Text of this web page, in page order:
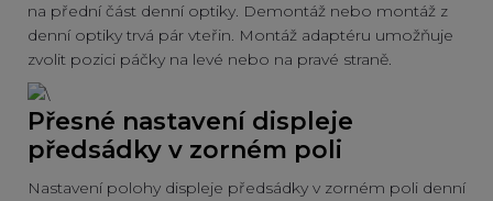
na přední část denní optiky. Demontáž nebo montáž z
denní optiky trvá pár vteřin. Montáž adaptéru umožňuje
zvolit pozici páčky na levé nebo na pravé straně.
Přesné nastavení displeje
předsádky v zorném poli
Nastavení polohy displeje předsádky v zorném poli denní